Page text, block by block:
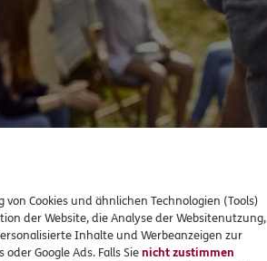
DA
De Virgilio
Cookies und ähnlichen Technologien (Tools)
der Website, die Analyse der Websitenutzung,
Inhalte und Werbeanzeigen zur
Google Ads. Falls Sienicht zustimmen